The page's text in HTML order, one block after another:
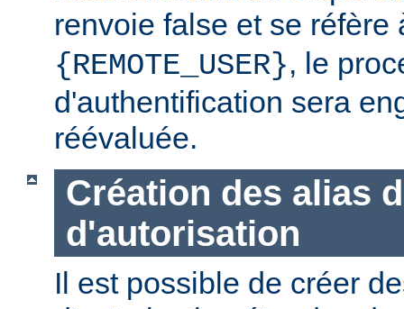
renvoie false et se
{REMOTE_USER}, le
d'authentification sera
réévaluée.
Création des alias
d'autorisation
Il est possible de créer